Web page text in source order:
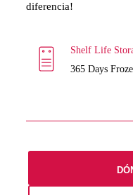
diferencia!
Shelf Life
365 Days